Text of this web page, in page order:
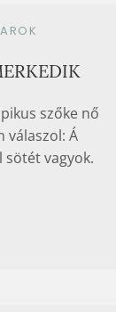
szőke nő
válaszol: Á
sötét vagyok.